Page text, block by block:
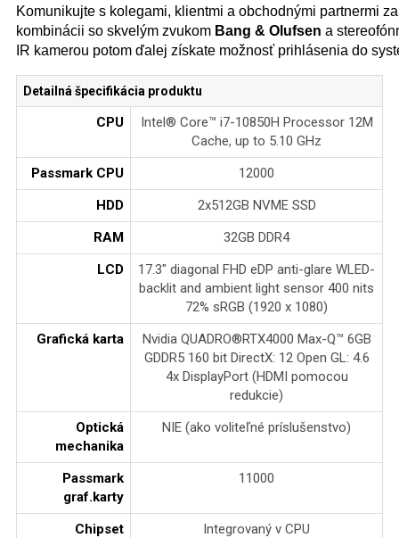
Komunikujte s kolegami, klientmi a obchodnými partnermi
kombinácii so skvelým zvukom Bang & Olufsen a
IR kamerou potom ďalej získate možnosť prihlásenia do
Detailná špecifikácia produktu
CPU
Intel® Core™ i7-10850H Processor 12M
Cache, up to 5.10 GHz
Passmark CPU
12000
HDD
2x512GB NVME SSD
RAM
32GB DDR4
LCD
17.3" diagonal FHD eDP anti-glare WLED-
backlit and ambient light sensor 400 nits
72% sRGB (1920 x 1080)
Grafická karta
Nvidia QUADRO®RTX4000 Max-Q™ 6GB
GDDR5 160 bit DirectX: 12 Open GL: 4.6
4x DisplayPort (HDMI pomocou
redukcie)
Optická
mechanika
NIE (ako voliteľné príslušenstvo)
Passmark
graf.karty
11000
Chipset
Integrovaný v CPU